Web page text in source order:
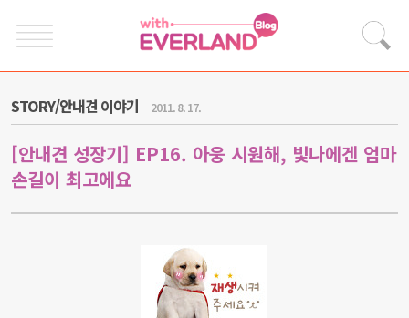
STORY/안내견 이야기 2011. 8. 17.
[안내견 성장기] EP16. 아웅 시원해, 빛나에겐 엄마
손길이 최고에요